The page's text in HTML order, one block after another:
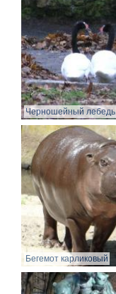
Черношейный лебедь
Бегемот карликовый